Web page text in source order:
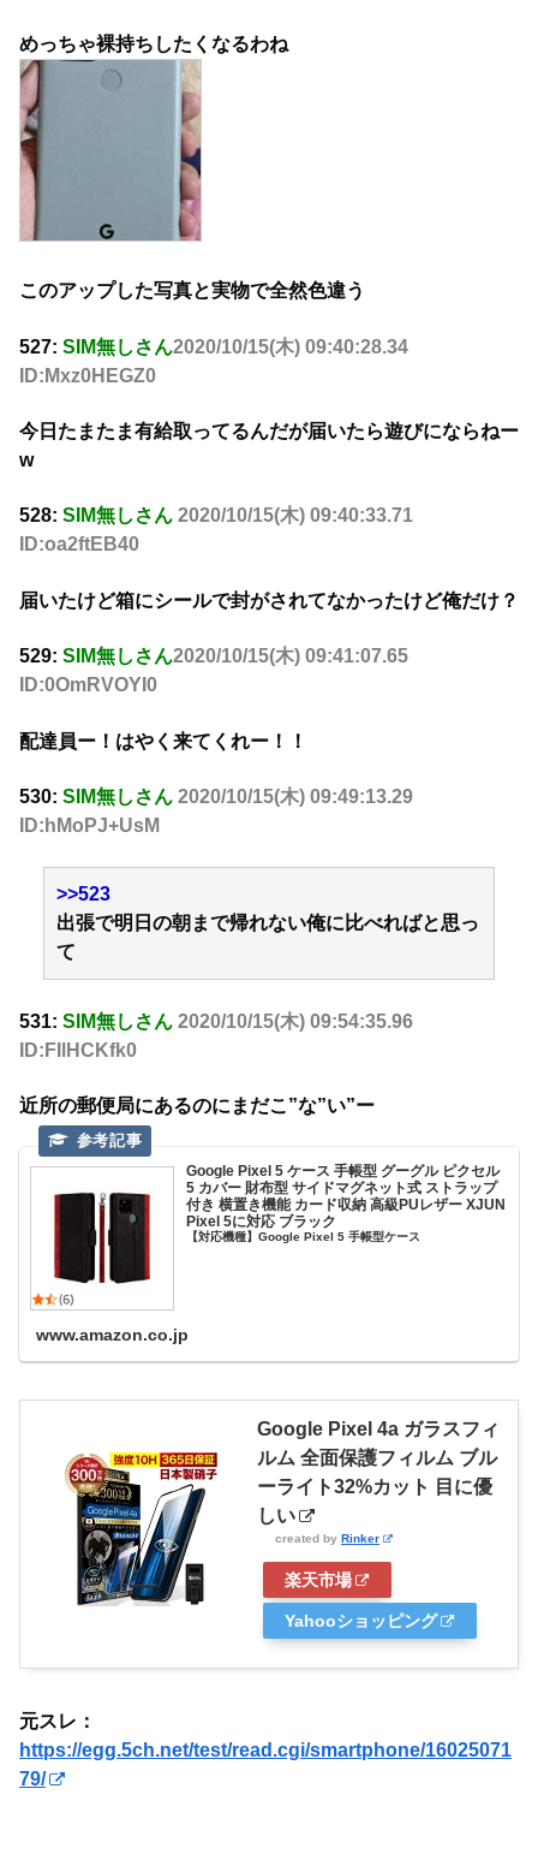
めっちゃ裸持ちしたくなるわね
このアップした写真と実物で全然色違う
527: SIM無しさん2020/10/15(木) 09:40:28.34
ID:Mxz0HEGZ0
今日たまたま有給取ってるんだが届いたら遊びにならねー
w
528: SIM無しさん 2020/10/15(木) 09:40:33.71
ID:oa2ftEB40
届いたけど箱にシールで封がされてなかったけど俺だけ？
529: SIM無しさん2020/10/15(木) 09:41:07.65
ID:0OmRVOYI0
配達員ー！はやく来てくれー！！
530: SIM無しさん 2020/10/15(木) 09:49:13.29
ID:hMoPJ+UsM
>>523
出張で明日の朝まで帰れない俺に比べればと思っ
て
531: SIM無しさん 2020/10/15(木) 09:54:35.96
ID:FIlHCKfk0
近所の郵便局にあるのにまだこ”な”い”ー
Google Pixel 5 ケース 手帳型 グーグル ピクセル
5 カバー 財布型 サイドマグネット式 ストラップ
付き 横置き機能 カード収納 高級PUレザー XJUN
Pixel 5に対応 ブラック
【対応機種】Google Pixel 5 手帳型ケース
www.amazon.co.jp
Google Pixel 4a ガラスフィ
ルム 全面保護フィルム ブル
ーライト32%カット 目に優
しい
created by Rinker
楽天市場
Yahooショッピング
元スレ：
https://egg.5ch.net/test/read.cgi/smartphone/16025071
79/